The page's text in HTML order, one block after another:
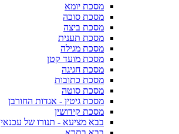
מסכת יומא
מסכת סוכה
מסכת ביצה
מסכת תענית
מסכת מגילה
מסכת מועד קטן
מסכת חגיגה
מסכת כתובות
מסכת סוטה
מסכת גיטין - אגדות החורבן
מסכת קידושין
בבא מציעא - תנורו של עכנאי